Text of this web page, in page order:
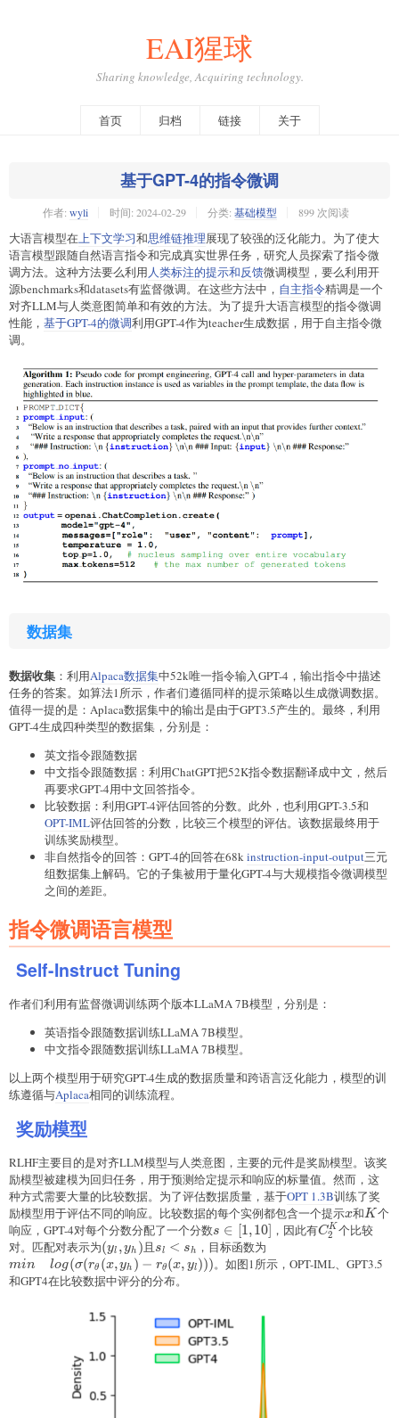
EAI猩球
Sharing knowledge, Acquiring technology.
首页 归档 链接 关于
基于GPT-4的指令微调
作者: wyli 时间: 2024-02-29 分类: 基础模型 899 次阅读
大语言模型在上下文学习和思维链推理展现了较强的泛化能力。为了使大
语言模型跟随自然语言指令和完成真实世界任务，研究人员探索了指令微
调方法。这种方法要么利用人类标注的提示和反馈微调模型，要么利用开
源benchmarks和datasets有监督微调。在这些方法中， 自主指令精调是一个
对齐LLM与人类意图简单和有效的方法。为了提升大语言模型的指令微调
性能， 基于GPT-4的微调利用GPT-4作为teacher生成数据，用于自主指令微
调。
数据集
数据收集 ：利用Alpaca数据集中52k唯一指令输入GPT-4，输出指令中描述
任务的答案。如算法1所示，作者们遵循同样的提示策略以生成微调数据。
值得一提的是：Aplaca数据集中的输出是由于GPT3.5产生的。最终，利用
GPT-4生成四种类型的数据集，分别是：
英文指令跟随数据
中文指令跟随数据：利用ChatGPT把52K指令数据翻译成中文，然后
再要求GPT-4用中文回答指令。
比较数据：利用GPT-4评估回答的分数。此外，也利用GPT-3.5和
OPT-IML评估回答的分数，比较三个模型的评估。该数据最终用于
训练奖励模型。
非自然指令的回答：GPT-4的回答在68kinstruction-input-output三元
组数据集上解码。它的子集被用于量化GPT-4与大规模指令微调模型
之间的差距。
指令微调语言模型
Self-Instruct Tuning
作者们利用有监督微调训练两个版本LLaMA 7B模型，分别是：
英语指令跟随数据训练LLaMA 7B模型。
中文指令跟随数据训练LLaMA 7B模型。
以上两个模型用于研究GPT-4生成的数据质量和跨语言泛化能力，模型的训
练遵循与Aplaca相同的训练流程。
奖励模型
RLHF主要目的是对齐LLM模型与人类意图，主要的元件是奖励模型。该奖
励模型被建模为回归任务，用于预测给定提示和响应的标量值。然而，这
种方式需要大量的比较数据。为了评估数据质量，基于OPT 1.3B训练了奖
励模型用于评估不同的响应。比较数据的每个实例都包含一个提示x
x和K
K 个
响应，GPT-4对每个分数分配了一个分数s\in[1,10]
s ∈ [1,10] ，因此有C_{2}^{K}
C2
K 个比较
对。匹配对表示为(y_l,y_h)
(yl ,yh )且 s_l\lt
s_h
sl < sh ，目标函数为
min log(σ(rθ (x,yh ) − rθ (x, yl )))。如图1所示，OPT-IML、GPT3.5
和GPT4在比较数据中评分的分布。